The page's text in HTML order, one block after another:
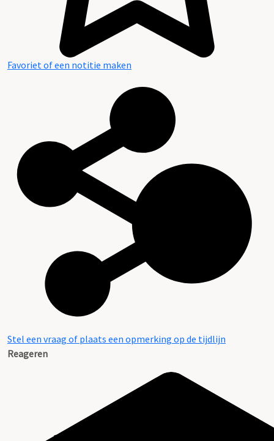
Favoriet of een notitie maken
Stel een vraag of plaats een opmerking op de tijdlijn
Reageren